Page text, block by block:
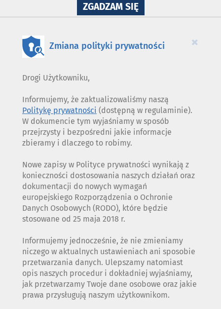
ZGADZAM SIĘNA
WYKORZYSTANIE
×
Zmiana polityki prywatności
Drogi Użytkowniku,
Informujemy, że zaktualizowaliśmy naszą
Politykę prywatności (dostępną w regulaminie).
W dokumencie tym wyjaśniamy w sposób
przejrzysty i bezpośredni jakie informacje
zbieramy i dlaczego to robimy.
Nowe zapisy w Polityce prywatności wynikają z
konieczności dostosowania naszych działań oraz
dokumentacji do nowych wymagań
europejskiego Rozporządzenia o Ochronie
Danych Osobowych (RODO), które będzie
stosowane od 25 maja 2018 r.
Informujemy jednocześnie, że nie zmieniamy
niczego w aktualnych ustawieniach ani sposobie
przetwarzania danych. Ulepszamy natomiast
opis naszych procedur i dokładniej wyjaśniamy,
jak przetwarzamy Twoje dane osobowe oraz jakie
prawa przysługują naszym użytkownikom.